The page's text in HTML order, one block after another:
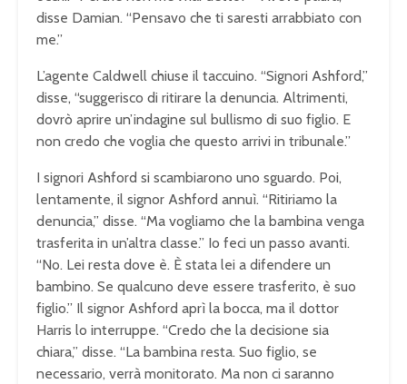
disse Damian. “Pensavo che ti saresti arrabbiato con
me.”
L’agente Caldwell chiuse il taccuino. “Signori Ashford,”
disse, “suggerisco di ritirare la denuncia. Altrimenti,
dovrò aprire un’indagine sul bullismo di suo figlio. E
non credo che voglia che questo arrivi in tribunale.”
I signori Ashford si scambiarono uno sguardo. Poi,
lentamente, il signor Ashford annuì. “Ritiriamo la
denuncia,” disse. “Ma vogliamo che la bambina venga
trasferita in un’altra classe.” Io feci un passo avanti.
“No. Lei resta dove è. È stata lei a difendere un
bambino. Se qualcuno deve essere trasferito, è suo
figlio.” Il signor Ashford aprì la bocca, ma il dottor
Harris lo interruppe. “Credo che la decisione sia
chiara,” disse. “La bambina resta. Suo figlio, se
necessario, verrà monitorato. Ma non ci saranno